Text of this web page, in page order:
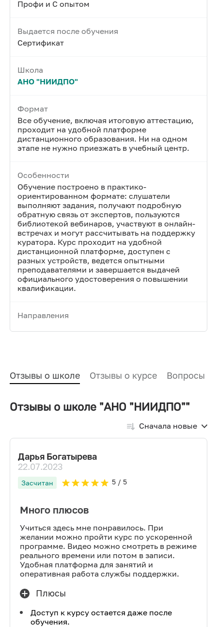
Профи и С опытом
Выдается после обучения
Сертификат
Школа
АНО "НИИДПО"
Формат
Все обучение, включая итоговую аттестацию,
проходит на удобной платформе
дистанционного образования. Ни на одном
этапе не нужно приезжать в учебный центр.
Особенности
Обучение построено в практико-
ориентированном формате: слушатели
выполняют задания, получают подробную
обратную связь от экспертов, пользуются
библиотекой вебинаров, участвуют в онлайн-
встречах и могут рассчитывать на поддержку
куратора. Курс проходит на удобной
дистанционной платформе, доступен с
разных устройств, ведется опытными
преподавателями и завершается выдачей
официального удостоверения о повышении
квалификации.
Направления
Отзывы о школе Отзывы о курсе Вопросы и
Отзывы о школе "АНО "НИИДПО""
Сначала новые
Дарья Богатырева
22.07.2023
Засчитан 5/ 5
Много плюсов
Учиться здесь мне понравилось. При
желании можно пройти курс по ускоренной
программе. Видео можно смотреть в режиме
реального времени или потом в записи.
Удобная платформа для занятий и
оперативная работа службы поддержки.
Плюсы
Доступ к курсу остается даже после
обучения.